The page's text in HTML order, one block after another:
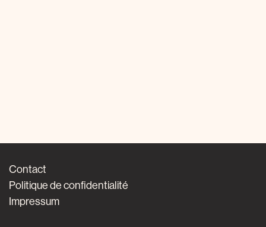
Contact
Politique de confidentialité
Impressum